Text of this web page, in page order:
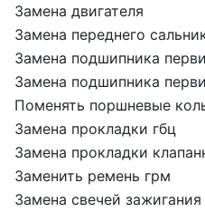
Замена двигателя
Замена переднего
Замена подшипника
Замена подшипника
Поменять поршневые
Замена прокладки гбц
Замена прокладки
Заменить ремень грм
Замена свечей зажигания